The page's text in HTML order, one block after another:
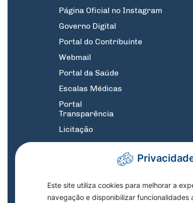
Página Oficial no Instagram
Governo Digital
Portal do Contribuinte
Webmail
Portal da Saúde
Escalas Médicas
Portal
Transparência
Licitação
GPE
SIC
Este site utiliza cookies para melhorar a
navegação e disponibilizar funcionalidades